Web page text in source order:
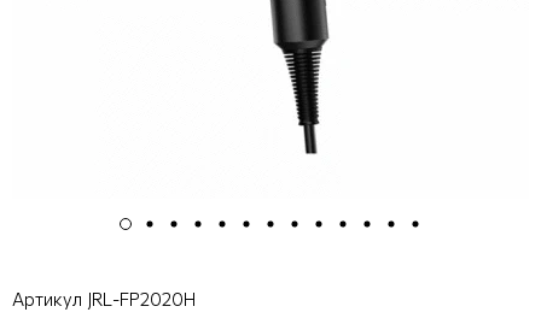
Артикул JRL-FP2020H